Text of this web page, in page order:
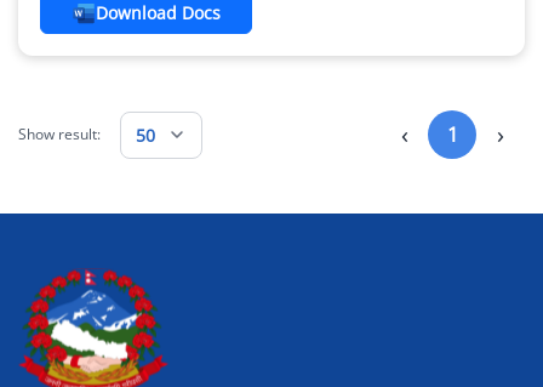
Download Docs
Show result: 50 ‹ 1 ›